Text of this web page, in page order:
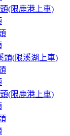
(限鹿港上車)
頭(限溪湖上車)
(限鹿港上車)